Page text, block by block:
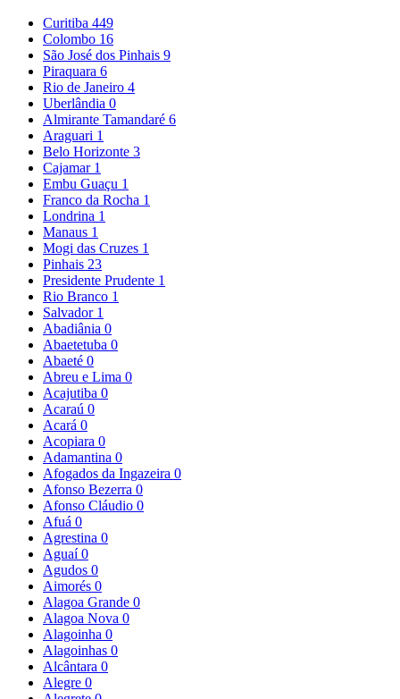
Curitiba 449
Colombo 16
São José dos Pinhais 9
Piraquara 6
Rio de Janeiro 4
Uberlândia 0
Almirante Tamandaré 6
Araguari 1
Belo Horizonte 3
Cajamar 1
Embu Guaçu 1
Franco da Rocha 1
Londrina 1
Manaus 1
Mogi das Cruzes 1
Pinhais 23
Presidente Prudente 1
Rio Branco 1
Salvador 1
Abadiânia 0
Abaetetuba 0
Abaeté 0
Abreu e Lima 0
Acajutiba 0
Acaraú 0
Acará 0
Acopiara 0
Adamantina 0
Afogados da Ingazeira 0
Afonso Bezerra 0
Afonso Cláudio 0
Afuá 0
Agrestina 0
Aguaí0
Agudos 0
Aimorés 0
Alagoa Grande 0
Alagoa Nova 0
Alagoinha 0
Alagoinhas 0
Alcântara 0
Alegre 0